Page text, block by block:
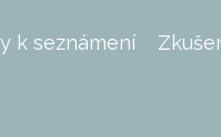
k seznámení